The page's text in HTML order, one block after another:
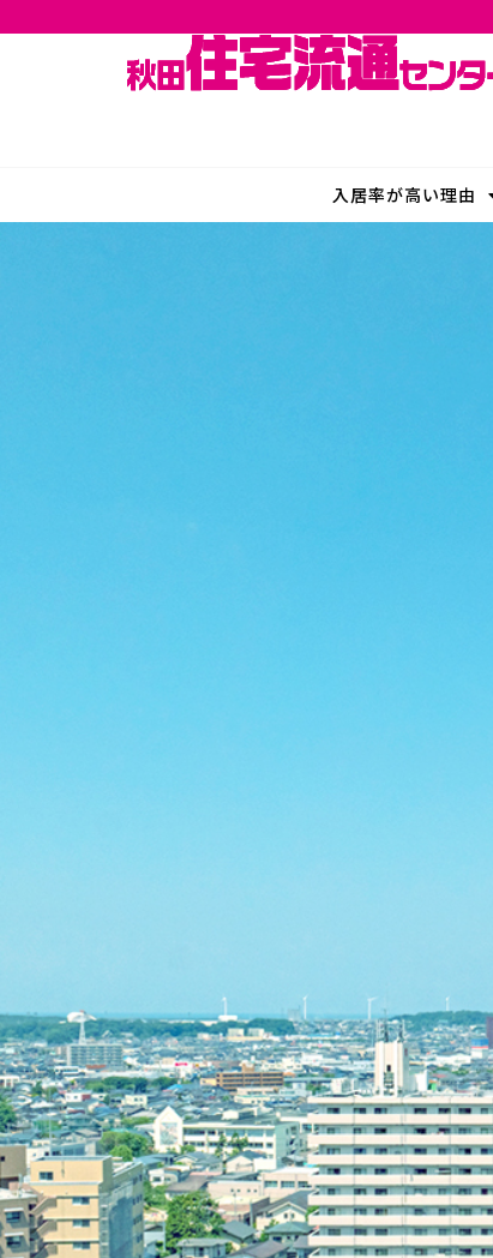
入居率が高い理由